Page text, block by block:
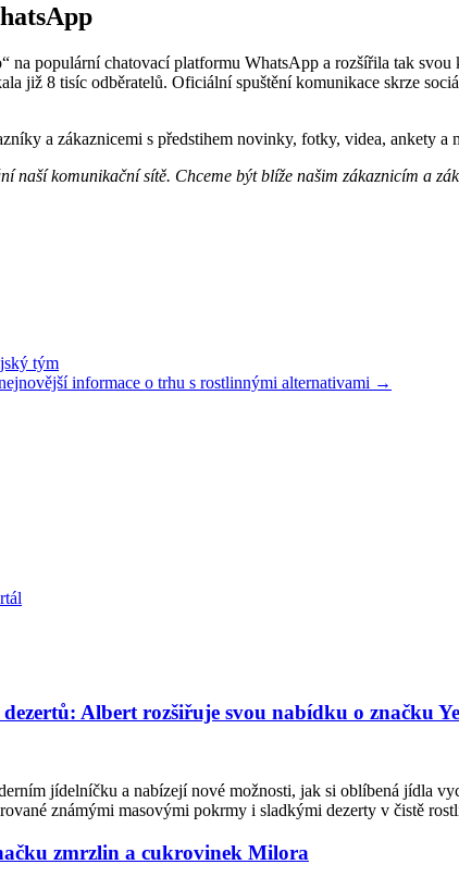
na populární chatovací platformu WhatsApp a rozšířila tak
již 8 tisíc odběratelů. Oficiální spuštění komunikace skrze
a zákaznicemi s předstihem novinky, fotky, videa, ankety
naší komunikační sítě. Chceme být blíže našim zákaznicím a
tým
informace o trhu s rostlinnými alternativami →
Albert rozšiřuje svou nabídku o značku
jídelníčku a nabízejí nové možnosti, jak si oblíbená jídla
známými masovými pokrmy i sladkými dezerty v čistě
zmrzlin a cukrovinek Milora